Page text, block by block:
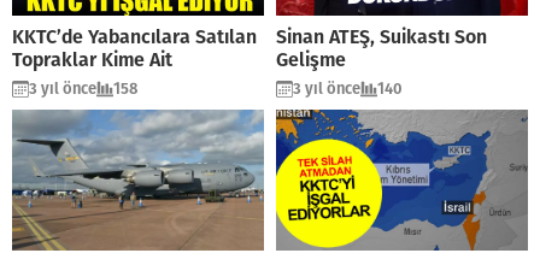
KKTC’de Yabancılara Satılan
Topraklar Kime Ait
3 yıl önce 158
Sinan ATEŞ, Suikastı Son
Gelişme
3 yıl önce 140